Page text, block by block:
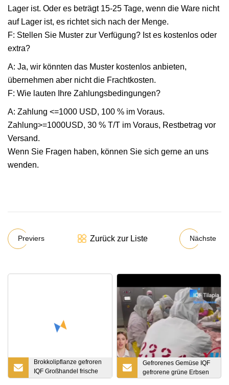
Lager ist. Oder es beträgt 15-25 Tage, wenn die Ware nicht
auf Lager ist, es richtet sich nach der Menge.
F: Stellen Sie Muster zur Verfügung? Ist es kostenlos oder
extra?
A: Ja, wir könnten das Muster kostenlos anbieten,
übernehmen aber nicht die Frachtkosten.
F: Wie lauten Ihre Zahlungsbedingungen?
A: Zahlung <=1000 USD, 100 % im Voraus.
Zahlung>=1000USD, 30 % T/T im Voraus, Restbetrag vor
Versand.
Wenn Sie Fragen haben, können Sie sich gerne an uns
wenden.
Previers Zurück zur Liste Nächste
Brokkolipflanze gefroren
IQF Großhandel frische
Brokkolisprossen Brokkoli
Gefrorenes Gemüse IQF
gefrorene grüne Erbsen